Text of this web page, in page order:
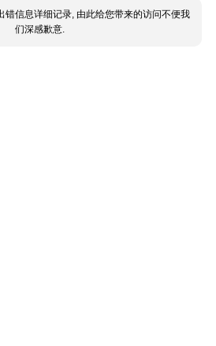
错信息详细记录, 由此给您带来的访问不便我
们深感歉意.